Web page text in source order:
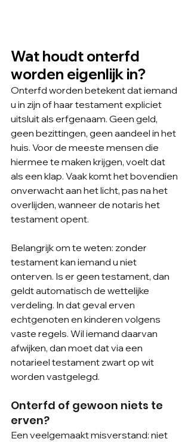
Wat houdt onterfd
worden eigenlijk in?
Onterfd worden betekent dat iemand
u in zijn of haar testament expliciet
uitsluit als erfgenaam. Geen geld,
geen bezittingen, geen aandeel in het
huis. Voor de meeste mensen die
hiermee te maken krijgen, voelt dat
als een klap. Vaak komt het bovendien
onverwacht aan het licht, pas na het
overlijden, wanneer de notaris het
testament opent.
Belangrijk om te weten: zonder
testament kan iemand u niet
onterven. Is er geen testament, dan
geldt automatisch de wettelijke
verdeling. In dat geval erven
echtgenoten en kinderen volgens
vaste regels. Wil iemand daarvan
afwijken, dan moet dat via een
notarieel testament zwart op wit
worden vastgelegd.
Onterfd of gewoon niets te
erven?
Een veelgemaakt misverstand: niet